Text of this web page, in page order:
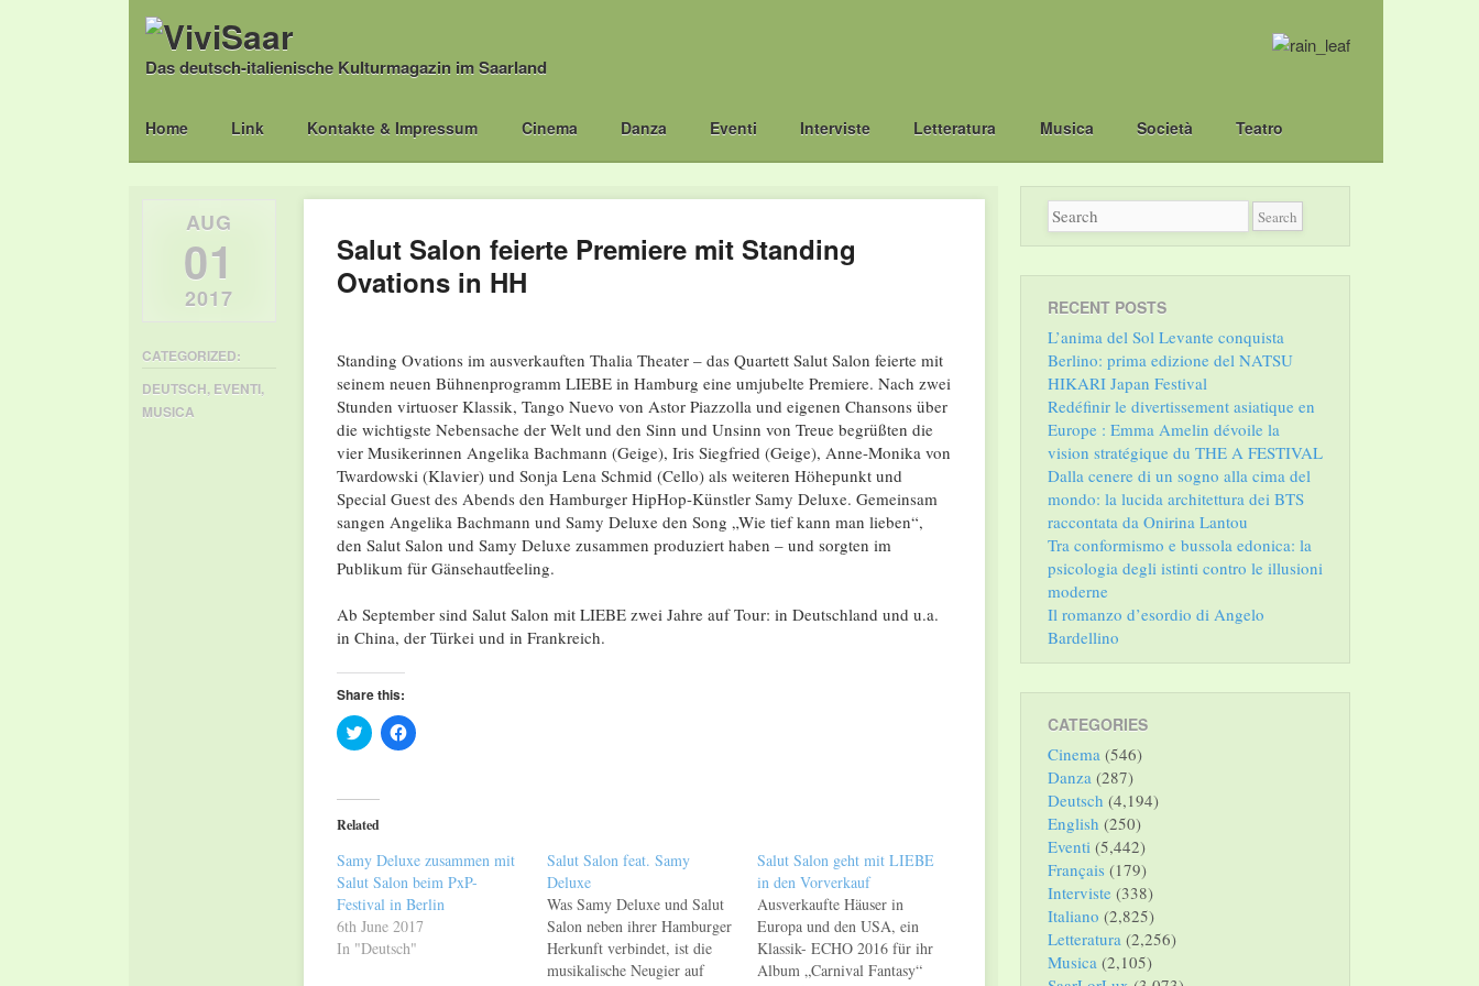
Das deutsch-italienische Kulturmagazin im Saarland
Main menu
Skip
Home Link Kontakte & Impressum Cinema Danza Eventi Interviste Letteratura Musica Società Teatro
Salut Salon feierte Premiere mit Standing
Ovations in HH
Standing Ovations im ausverkauften Thalia Theater – das Quartett Salut Salon feierte mit
seinem neuen Bühnenprogramm LIEBE in Hamburg eine umjubelte Premiere. Nach zwei
Stunden virtuoser Klassik, Tango Nuevo von Astor Piazzolla und eigenen Chansons über
die wichtigste Nebensache der Welt und den Sinn und Unsinn von Treue begrüßten die
vier Musikerinnen Angelika Bachmann (Geige), Iris Siegfried (Geige), Anne-Monika von
Twardowski (Klavier) und Sonja Lena Schmid (Cello) als weiteren Höhepunkt und
Special Guest des Abends den Hamburger HipHop-Künstler Samy Deluxe. Gemeinsam
sangen Angelika Bachmann und Samy Deluxe den Song „Wie tief kann man lieben“,
den Salut Salon und Samy Deluxe zusammen produziert haben – und sorgten im
Publikum für Gänsehautfeeling.
Ab September sind Salut Salon mit LIEBE zwei Jahre auf Tour: in Deutschland und u.a.
in China, der Türkei und in Frankreich.
Share this:
Click
to
(Opens
in
new
Click
to
Related
Samy Deluxe zusammen mit
Salut Salon beim PxP-
Festival in Berlin
6th June 2017
In "Deutsch"
Salut Salon feat. Samy
Deluxe
Was Samy Deluxe und Salut
Salon neben ihrer Hamburger
Herkunft verbindet, ist die
musikalische Neugier auf
Salut Salon geht mit LIEBE
in den Vorverkauf
Ausverkaufte Häuser in
Europa und den USA, ein
Klassik- ECHO 2016 für ihr
Album „Carnival Fantasy“
AUG
01
2017
CATEGORIZED:
DEUTSCH, EVENTI,
MUSICA
RECENT POSTS
L’anima del Sol Levante conquista
Berlino: prima edizione del NATSU
HIKARI Japan Festival
Redéfinir le divertissement asiatique en
Europe : Emma Amelin dévoile la
vision stratégique du THE A FESTIVAL
Dalla cenere di un sogno alla cima del
mondo: la lucida architettura dei BTS
raccontata da Onirina Lantou
Tra conformismo e bussola edonica: la
psicologia degli istinti contro le illusioni
moderne
Il romanzo d’esordio di Angelo
Bardellino
CATEGORIES
Cinema (546)
Danza (287)
Deutsch (4,194)
English (250)
Eventi (5,442)
Français (179)
Interviste (338)
Italiano (2,825)
Letteratura (2,256)
Musica (2,105)